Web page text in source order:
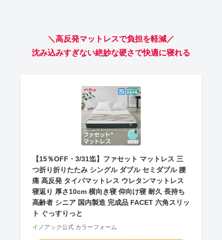
＼高反発マットレスで負担を軽減／
沈み込みすぎない絶妙な硬さで快適に寝れる
【15％OFF・3/31迄】ファセット マットレス 三
つ折り折りたたみ シングル ダブル セミダブル 腰
痛 高反発 タイパマットレス ウレタンマットレス
寝返り 厚さ10cm 横向き寝 仰向け寝 耐久 長持ち
高齢者 シニア 国内製造 完成品 FACET 六角スリッ
ト ぐっすりっと
イノアック公式 カラーフォーム